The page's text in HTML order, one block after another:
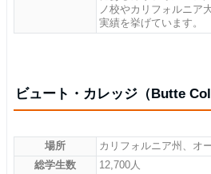
ノ校やカリフォルニア
実績を挙げています。
ビュート・カレッジ（Butte
場所
カリフォルニア州、オ
総学生数
12,700人